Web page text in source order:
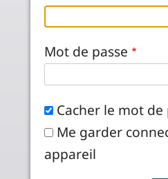
Mot de passe
Cacher le mot de
Me garder
appareil